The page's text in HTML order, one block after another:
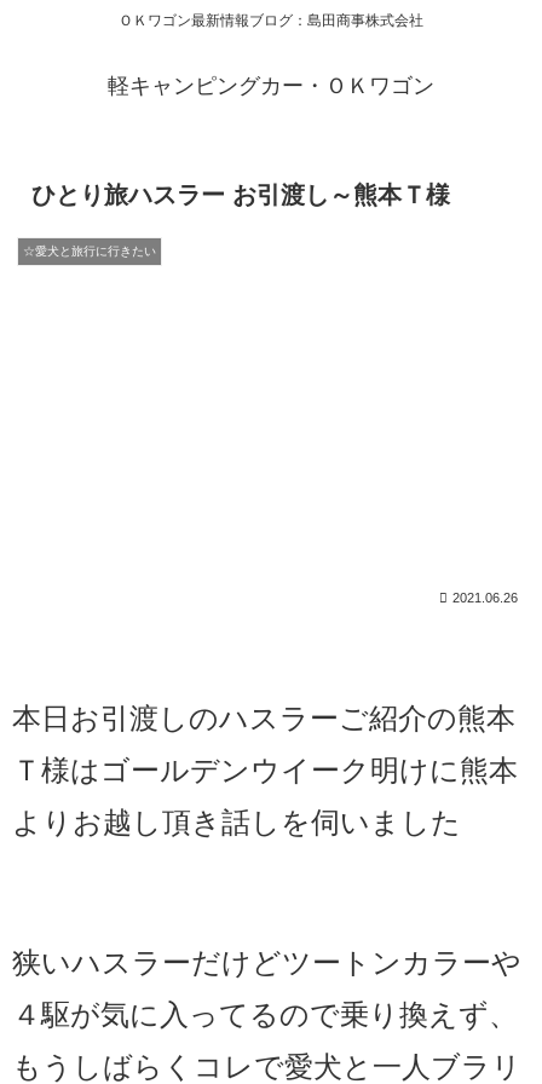
ＯＫワゴン最新情報ブログ：島田商事株式会社
軽キャンピングカー・ＯＫワゴン
ひとり旅ハスラー お引渡し～熊本Ｔ様
☆愛犬と旅行に行きたい
2021.06.26
本日お引渡しのハスラーご紹介の熊本
Ｔ様は ゴールデンウイーク明けに熊本
よりお越し頂き話しを伺いました
狭いハスラーだけどツートンカラーや
４駆が気に入ってるので乗り換えず、
もうしばらくコレで愛犬と一人ブラリ